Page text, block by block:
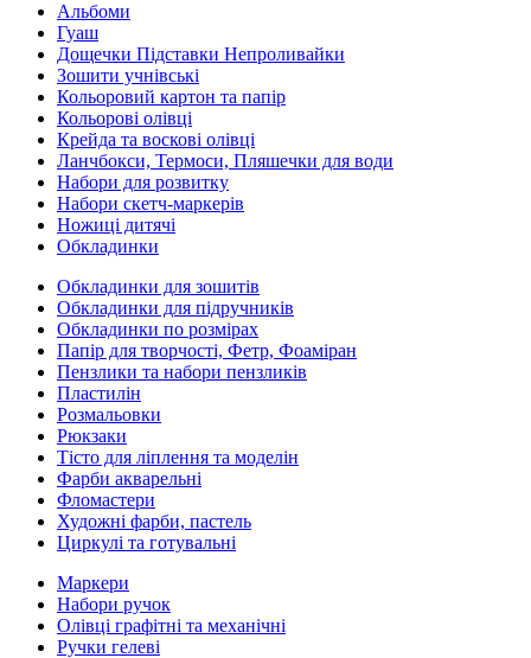
Альбоми
Гуаш
Дощечки Підставки Непроливайки
Зошити учнівські
Кольоровий картон та папір
Кольорові олівці
Крейда та воскові олівці
Ланчбокси, Термоси, Пляшечки для води
Набори для розвитку
Набори скетч-маркерів
Ножиці дитячі
Обкладинки
Обкладинки для зошитів
Обкладинки для підручників
Обкладинки по розмірах
Папір для творчості, Фетр, Фоаміран
Пензлики та набори пензликів
Пластилін
Розмальовки
Рюкзаки
Тісто для ліплення та моделін
Фарби акварельні
Фломастери
Художні фарби, пастель
Циркулі та готувальні
Маркери
Набори ручок
Олівці графітні та механічні
Ручки гелеві